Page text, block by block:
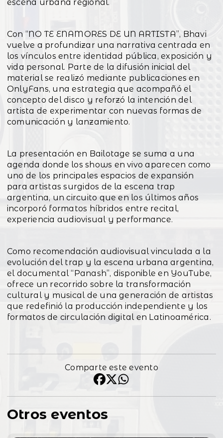
escena urbana regional.
Con “NO TE ENAMORES DE UN ARTISTA”, Bhavi
vuelve a profundizar una narrativa centrada en
los vínculos entre identidad pública, exposición y
vida personal. Parte de la difusión inicial del
material se realizó mediante publicaciones en
OnlyFans, una estrategia que acompañó el
concepto del disco y reforzó la intención del
artista de experimentar con nuevas formas de
comunicación y lanzamiento.
La presentación en Bailotage se suma a una
agenda donde los shows en vivo aparecen como
uno de los principales espacios de expansión
para artistas surgidos de la escena trap
argentina, un circuito que en los últimos años
incorporó formatos híbridos entre recital,
experiencia audiovisual y performance.
Como recomendación audiovisual vinculada a la
evolución del trap y la escena urbana argentina,
el documental “Panash”, disponible en YouTube,
ofrece un recorrido sobre la transformación
cultural y musical de una generación de artistas
que redefinió la producción independiente y los
formatos de circulación digital en Latinoamérica.
Otros eventos
Comparte este evento